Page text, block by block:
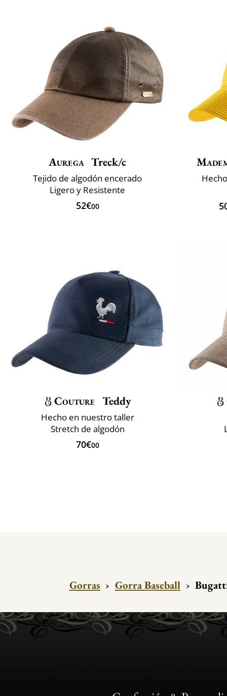
Aurega Treck/c
Tejido de algodón encerado
Ligero y Resistente
52€00
Couture Teddy
Hecho en nuestro taller
Stretch de algodón
70€00
Gorras › Gorra Baseball ›